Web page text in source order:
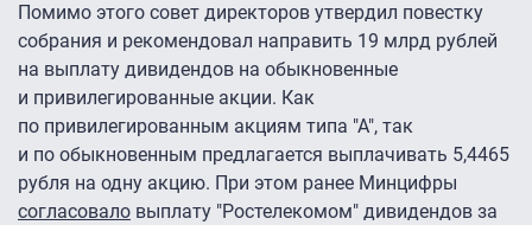
Помимо этого совет директоров утвердил повестку
собрания и рекомендовал направить 19 млрд рублей
на выплату дивидендов на обыкновенные
и привилегированные акции. Как
по привилегированным акциям типа "А", так
и по обыкновенным предлагается выплачивать 5,4465
рубля на одну акцию. При этом ранее Минцифры
согласовало выплату "Ростелекомом" дивидендов за